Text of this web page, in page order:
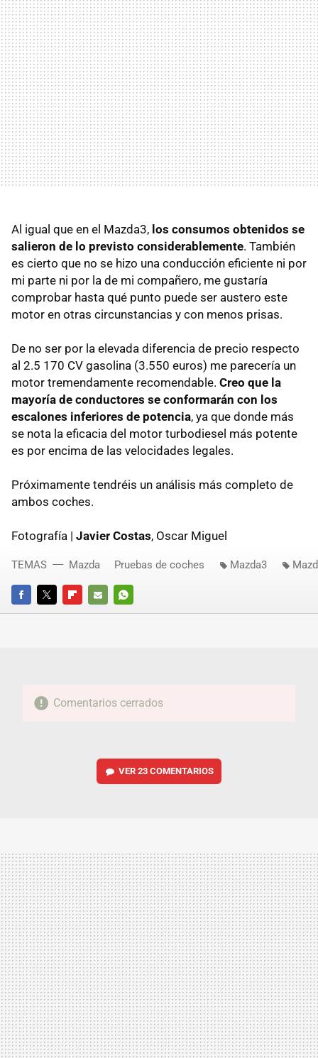
Al igual que en el Mazda3, los consumos obtenidos se
salieron de lo previsto considerablemente. También
es cierto que no se hizo una conducción eficiente ni por
mi parte ni por la de mi compañero, me gustaría
comprobar hasta qué punto puede ser austero este
motor en otras circunstancias y con menos prisas.
De no ser por la elevada diferencia de precio respecto
al 2.5 170 CV gasolina (3.550 euros) me parecería un
motor tremendamente recomendable. Creo que la
mayoría de conductores se conformarán con los
escalones inferiores de potencia, ya que donde más
se nota la eficacia del motor turbodiesel más potente
es por encima de las velocidades legales.
Próximamente tendréis un análisis más completo de
ambos coches.
Fotografía | Javier Costas, Oscar Miguel
FACEBOOKTWITTERFLIPBOARD
E-
WHATSAPP
TEMAS Mazda Pruebas de coches Mazda3
Comentarios cerrados
VER 23 COMENTARIOS